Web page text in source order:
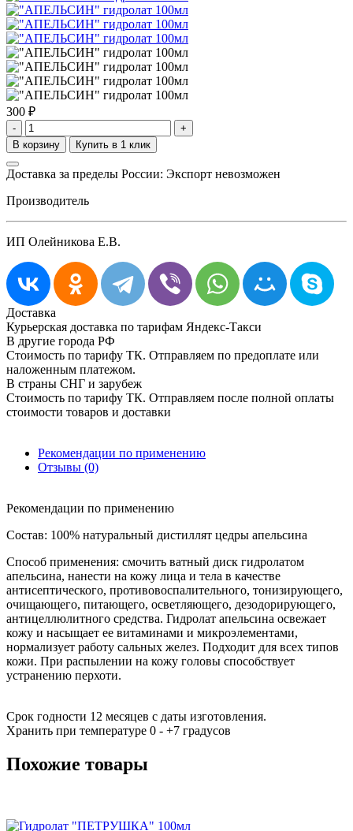
300 ₽
- +
Доставка за пределы России: Экспорт невозможен
Производитель
ИП Олейникова Е.В.
Доставка
Курьерская доставка по тарифам Яндекс-Такси
В другие города РФ
Стоимость по тарифу ТК. Отправляем по предоплате или
наложенным платежом.
В страны СНГ и зарубеж
Стоимость по тарифу ТК. Отправляем после полной оплаты
стоимости товаров и доставки
Рекомендации по применению
Отзывы (0)
Рекомендации по применению
Состав: 100% натуральный дистиллят цедры апельсина
Способ применения: смочить ватный диск гидролатом
апельсина, нанести на кожу лица и тела в качестве
антисептического, противовоспалительного, тонизирующего,
очищающего, питающего, осветляющего, дезодорирующего,
антицеллюлитного средства. Гидролат апельсина освежает
кожу и насыщает ее витаминами и микроэлементами,
нормализует работу сальных желез. Подходит для всех типов
кожи. При распылении на кожу головы способствует
устранению перхоти.
Срок годности 12 месяцев с даты изготовления.
Хранить при температуре 0 - +7 градусов
Похожие товары